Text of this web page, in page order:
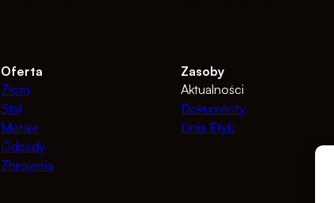
Oferta
Złom
Stal
Metale
Odpady
Zbrojenia
Zasoby
Aktualności
Dokumenty
Linia Etyki